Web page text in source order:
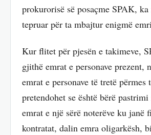
prokurorisë së posaçme SPAK,
tepruar për ta mbajtur enigmë
Kur flitet për pjesën e takimeve,
gjithë emrat e personave prezent,
emrat e personave të tretë përmes
pretendohet se është bërë
emrat e një sërë noterëve ku janë
kontratat, dalin emra oligarkësh,